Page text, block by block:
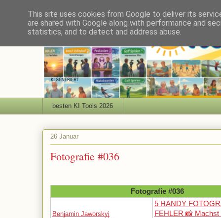
besten KI Tools 2026
26 Januar
Fotografie #036
Fotografie #036
Benjamin Jaworskyj
5 HANDY
FEHLER 📸 Machst
This site uses cookies from Google to deliver its
are shared with Google along with performance and
statistics, and to detect and address abuse.